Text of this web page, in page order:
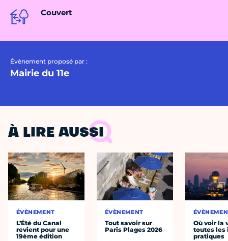
Couvert
Évènement proposé par :
Mairie du 11e
À LIRE AUSSI
ÉVÈNEMENT
L’Été du Canal
revient pour une
19ème édition
ÉVÈNEMENT
Tout savoir sur
Paris Plages 2026
Où voir la
toutes les
pratiques